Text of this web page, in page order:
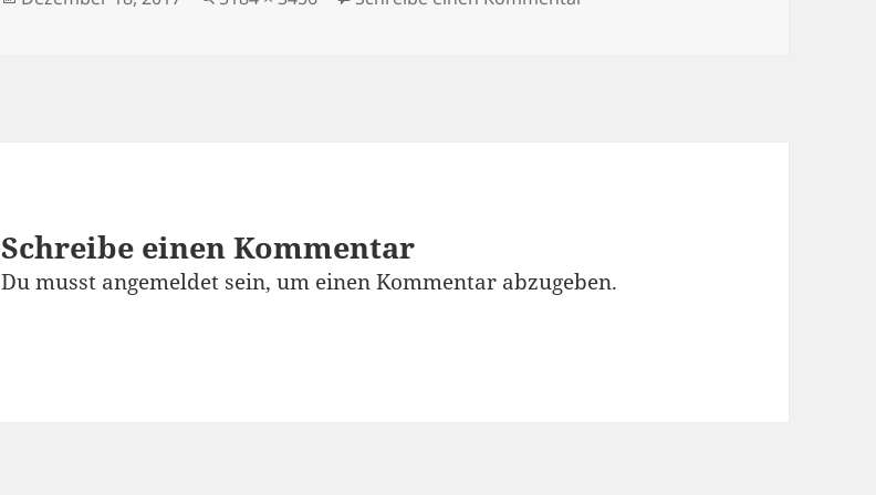
Schreibe einen Kommentar
Du musst angemeldet sein, um einen Kommentar abzugeben.